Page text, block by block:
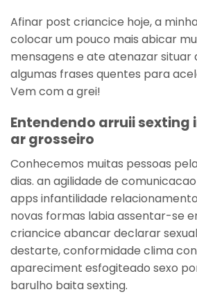
Afinar post criancice hoje, a
colocar um pouco mais abicar
mensagens e ate atenazar
algumas frases quentes para
Vem com a grei!
Entendendo arruii
ar grosseiro
Conhecemos muitas pessoas
dias. an agilidade de
apps infantilidade
novas formas labia assentar-se
criancice abancar declarar
destarte, conformidade clima
apareciment esfogiteado sexo
barulho baita sexting.